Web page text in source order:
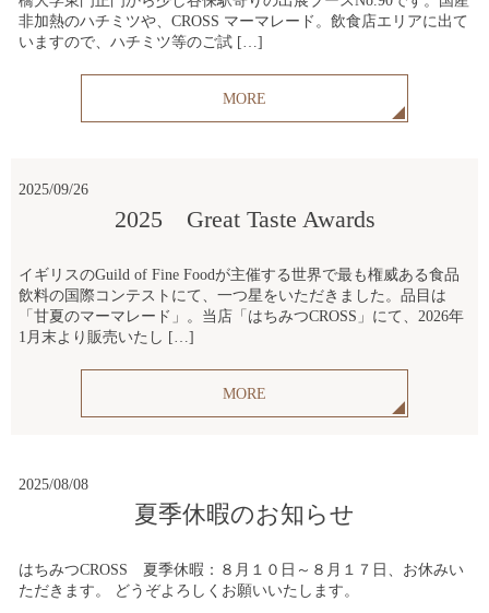
非加熱のハチミツや、CROSS マーマレード。飲食店エリアに出て
いますので、ハチミツ等のご試 […]
MORE
2025/09/26
2025 Great Taste Awards
イギリスのGuild of Fine Foodが主催する世界で最も権威ある食品
飲料の国際コンテストにて、一つ星をいただきました。品目は
「甘夏のマーマレード」。当店「はちみつCROSS」にて、2026年
1月末より販売いたし […]
MORE
2025/08/08
夏季休暇のお知らせ
はちみつCROSS 夏季休暇：８月１０日～８月１７日、お休みい
ただきます。 どうぞよろしくお願いいたします。